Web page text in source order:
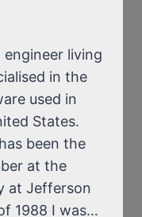
engineer living
in the
used in
States.
been the
at the
at Jefferson
1988 I was…